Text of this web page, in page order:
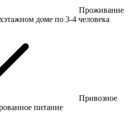
Проживание
доме по 3-4 человека
Привозное
питание